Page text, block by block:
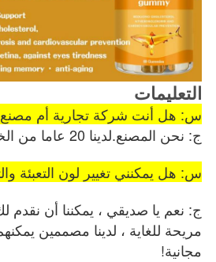
التعليمات
س: هل أنت شركة تجارية أم
ج: نحن المصنع.لدينا 20 عاما من الخبرة في الإنتاج.
س: هل يمكنني تغيير لون التعبئة
ج: نعم يا صديقي ، يمكننا أن
مريحة للغاية ، لدينا مصممين
مجانية!